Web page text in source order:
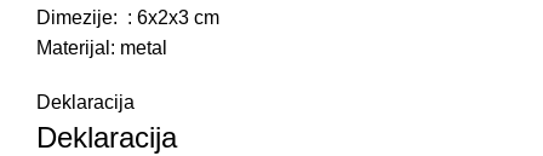
Dimezije: : 6x2x3 cm
Materijal: metal
Deklaracija
Deklaracija